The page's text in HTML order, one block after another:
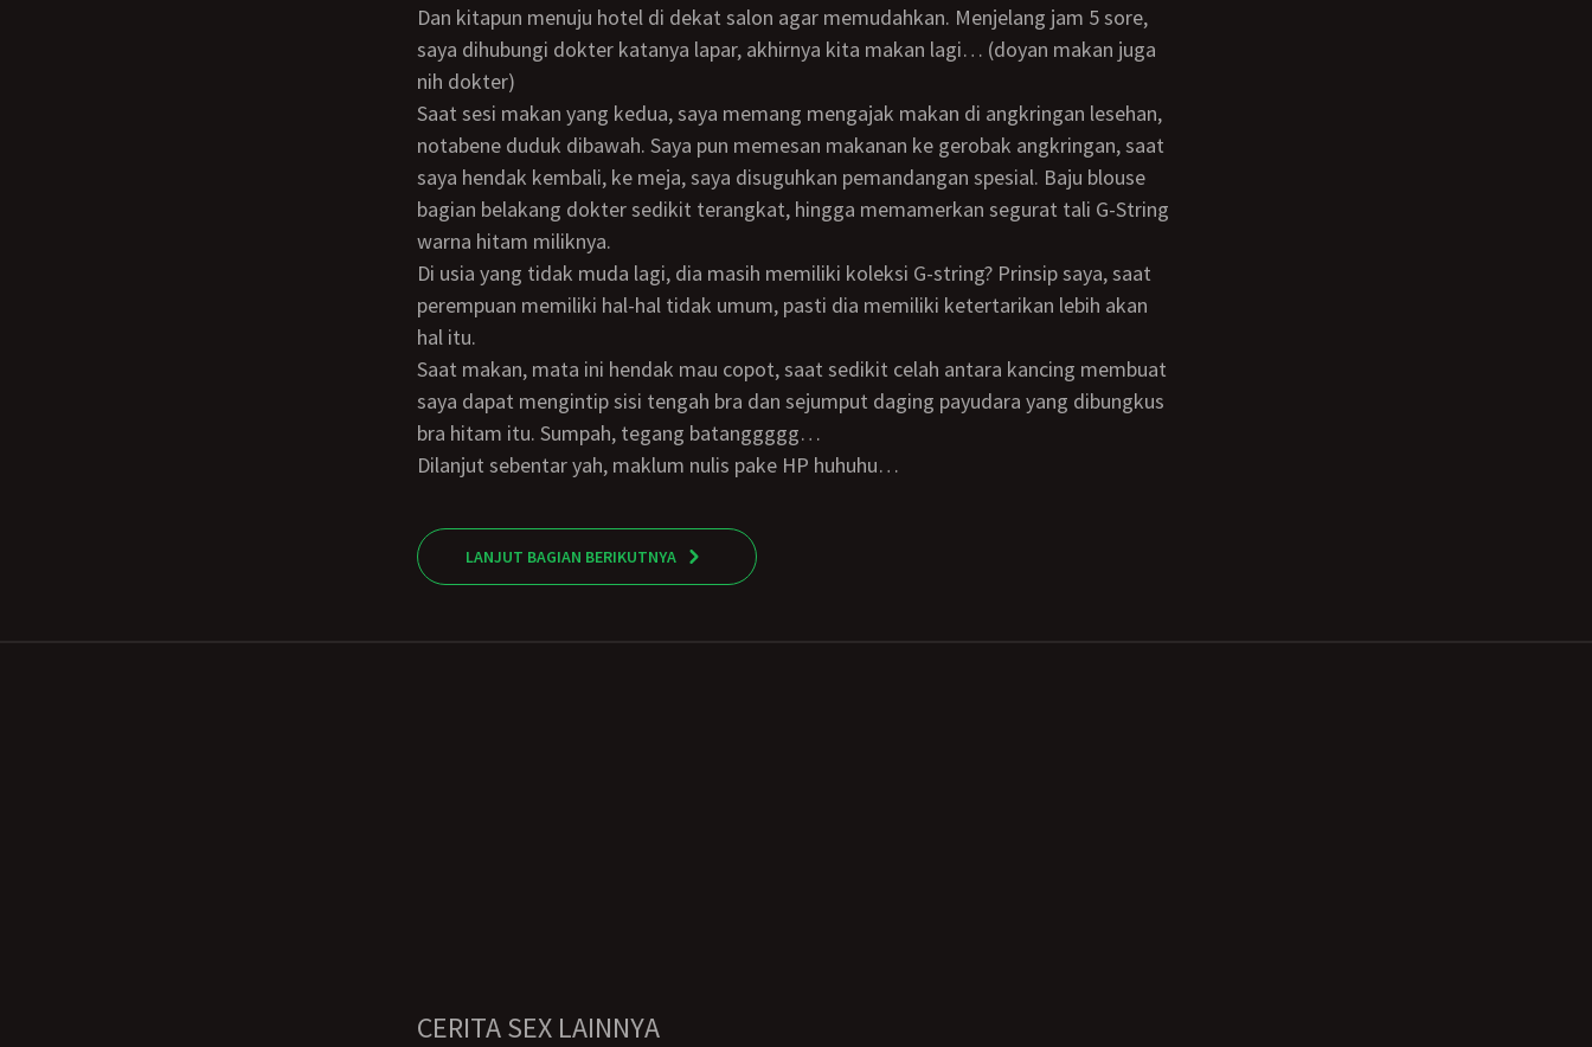
Dan kitapun menuju hotel di dekat salon agar memudahkan. Menjelang jam 5 sore,
saya dihubungi dokter katanya lapar, akhirnya kita makan lagi… (doyan makan juga
nih dokter)
Saat sesi makan yang kedua, saya memang mengajak makan di angkringan lesehan,
notabene duduk dibawah. Saya pun memesan makanan ke gerobak angkringan, saat
saya hendak kembali, ke meja, saya disuguhkan pemandangan spesial. Baju blouse
bagian belakang dokter sedikit terangkat, hingga memamerkan segurat tali G-String
warna hitam miliknya.
Di usia yang tidak muda lagi, dia masih memiliki koleksi G-string? Prinsip saya, saat
perempuan memiliki hal-hal tidak umum, pasti dia memiliki ketertarikan lebih akan
hal itu.
Saat makan, mata ini hendak mau copot, saat sedikit celah antara kancing membuat
saya dapat mengintip sisi tengah bra dan sejumput daging payudara yang dibungkus
bra hitam itu. Sumpah, tegang batanggggg…
Dilanjut sebentar yah, maklum nulis pake HP huhuhu…
LANJUT BAGIAN BERIKUTNYA
CERITA SEX LAINNYA